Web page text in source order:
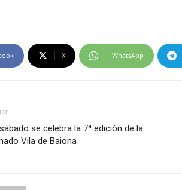
X WhatsApp
se celebra la 7ª edición de la
Vila de Baiona